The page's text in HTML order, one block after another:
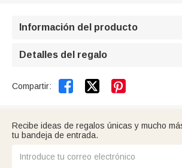
Información del producto
Detalles del regalo
Compartir:  
Recibe ideas de regalos únicas y mucho
tu bandeja de entrada.